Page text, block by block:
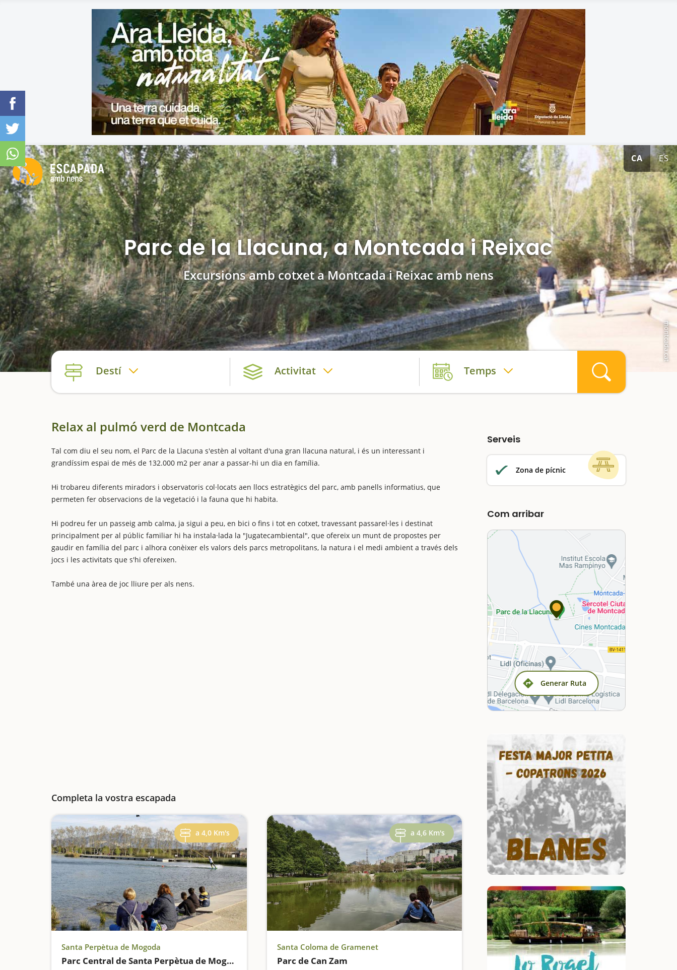
CA ES
Parc de la Llacuna, a Montcada i Reixac
Excursions amb cotxet a Montcada i Reixac amb nens
montcada.cat
Destí Activitat Temps
Relax al pulmó verd de Montcada
Tal com diu el seu nom, el Parc de la Llacuna s'estèn al voltant d'una gran llacuna natural, i és un interessant i
grandíssim espai de més de 132.000 m2 per anar a passar-hi un dia en família.
Hi trobareu diferents miradors i observatoris col·locats aen llocs estratègics del parc, amb panells informatius, que
permeten fer observacions de la vegetació i la fauna que hi habita.
Hi podreu fer un passeig amb calma, ja sigui a peu, en bici o fins i tot en cotxet, travessant passarel·les i destinat
principalment per al públic familiar hi ha instala·lada la "Jugatecambiental", que ofereix un munt de propostes per
gaudir en família del parc i alhora conèixer els valors dels parcs metropolitans, la natura i el medi ambient a través dels
jocs i les activitats que s'hi ofereixen.
També una àrea de joc lliure per als nens.
Completa la vostra escapada
a 4,0 Km's
Santa Perpètua de Mogoda
Parc Central de Santa Perpètua de Mogoda
a 4,6 Km's
Santa Coloma de Gramenet
Parc de Can Zam
Serveis
Zona de pícnic
Com arribar
Generar Ruta